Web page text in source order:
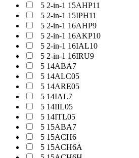
5 2-in-1 15AHP11
5 2-in-1 15IPH11
5 2-in-1 16AHP9
5 2-in-1 16AKP10
5 2-in-1 16IAL10
5 2-in-1 16IRU9
5 14ABA7
5 14ALC05
5 14ARE05
5 14IAL7
5 14IIL05
5 14ITL05
5 15ABA7
5 15ACH6
5 15ACH6A